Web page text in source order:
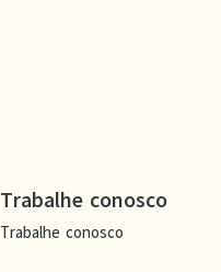
Trabalhe conosco
Trabalhe conosco